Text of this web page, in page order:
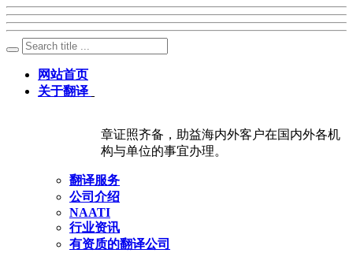
网站首页
关于翻译
章证照齐备，助益海内外客户在国内外各机
构与单位的事宜办理。
翻译服务
公司介绍
NAATI
行业资讯
有资质的翻译公司